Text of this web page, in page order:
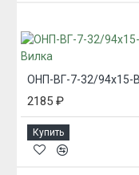
2185 ₽
Купить